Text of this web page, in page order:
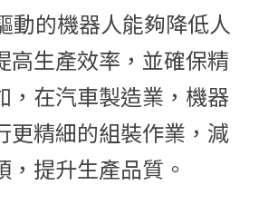
動的機器人能夠降低人
高生產效率，並確保精
，在汽車製造業，機器
更精細的組裝作業，減
，提升生產品質。